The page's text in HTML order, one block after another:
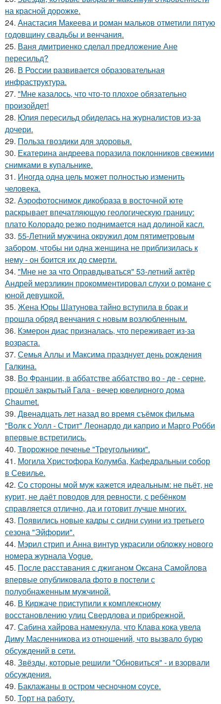
на красной дорожке.
24. Анастасия Макеева и роман мальков отметили пятую
годовщину свадьбы и венчания.
25. Ваня дмитриенко сделал предложение Ане
пересильд?
26. В России развивается образовательная
инфраструктура.
27. "Мне казалось, что что-то плохое обязательно
произойдет!
28. Юлия пересильд обиделась на журналистов из-за
дочери.
29. Польза гвоздики для здоровья.
30. Екатерина андреева поразила поклонников свежими
снимками в купальнике.
31. Иногда одна цель может полностью изменить
человека.
32. Аэрофотоснимок дикобpaза в восточной юте
раскрывает впечатляющую геологическую границу:
плато Колорадо резко поднимается над долиной касл.
33. 55-Летний мужчина окружил дом пятиметровым
забором, чтобы ни одна женщина не приблизилась к
нему - он боится их до смерти.
34. "Мне не за что Оправдываться" 53-летний актёр
Андрей мерзликин прокомментировал слухи о романе с
юной девушкой.
35. Жена Юры Шатунова тайно вступила в брак и
прошла обряд венчания с новым возлюбленным.
36. Кэмерон диас призналась, что переживает из-за
возраста.
37. Семья Аллы и Максима празднует день рождения
Галкина.
38. Во Франции, в аббатстве аббатство во - де - серне,
прошёл закрытый Гала - вечер ювелирного дома
Chaumet.
39. Двенадцать лет назад во время съёмок фильма
"Волк с Уолл - Стрит" Леонардо ди каприо и Марго Робби
впервые встретились.
40. Творожное печенье "Треугольники".
41. Могила Христофора Колумба, Кафедральныи собор
в Севилье.
42. Со стороны мой муж кажется идеальным: не пьёт, не
курит, не даёт поводов для ревности, с ребёнком
справляется отлично, да и готовит лучше многих.
43. Появились новые кадры с сидни суини из третьего
сезона "Эйфории".
44. Мэрил стрип и Анна винтур украсили обложку нового
номера журнала Vogue.
45. После расставания с джиганом Оксана Самойлова
впервые опубликовала фото в постели с
полуобнаженным мужчиной.
46. В Киржаче приступили к комплексному
восстановлению улиц Свердлова и прибрежной.
47. Сабина хайрова намекнула, что Клава кока увела
Диму Масленникова из отношений, что вызвало бурю
обсуждений в сети.
48. Звёзды, которые решили "Обновиться" - и взорвали
обсуждения.
49. Баклажаны в остром чесночном соусе.
50. Торт на работу.